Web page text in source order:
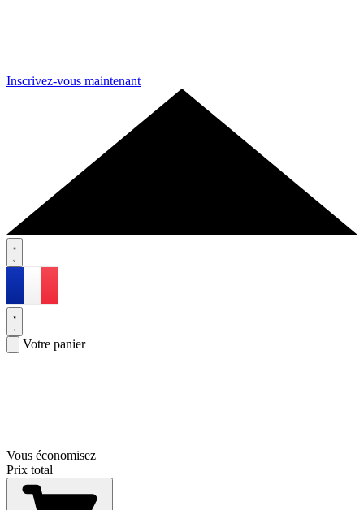
Inscrivez-vous maintenant
Votre panier
Vous économisez
Prix total